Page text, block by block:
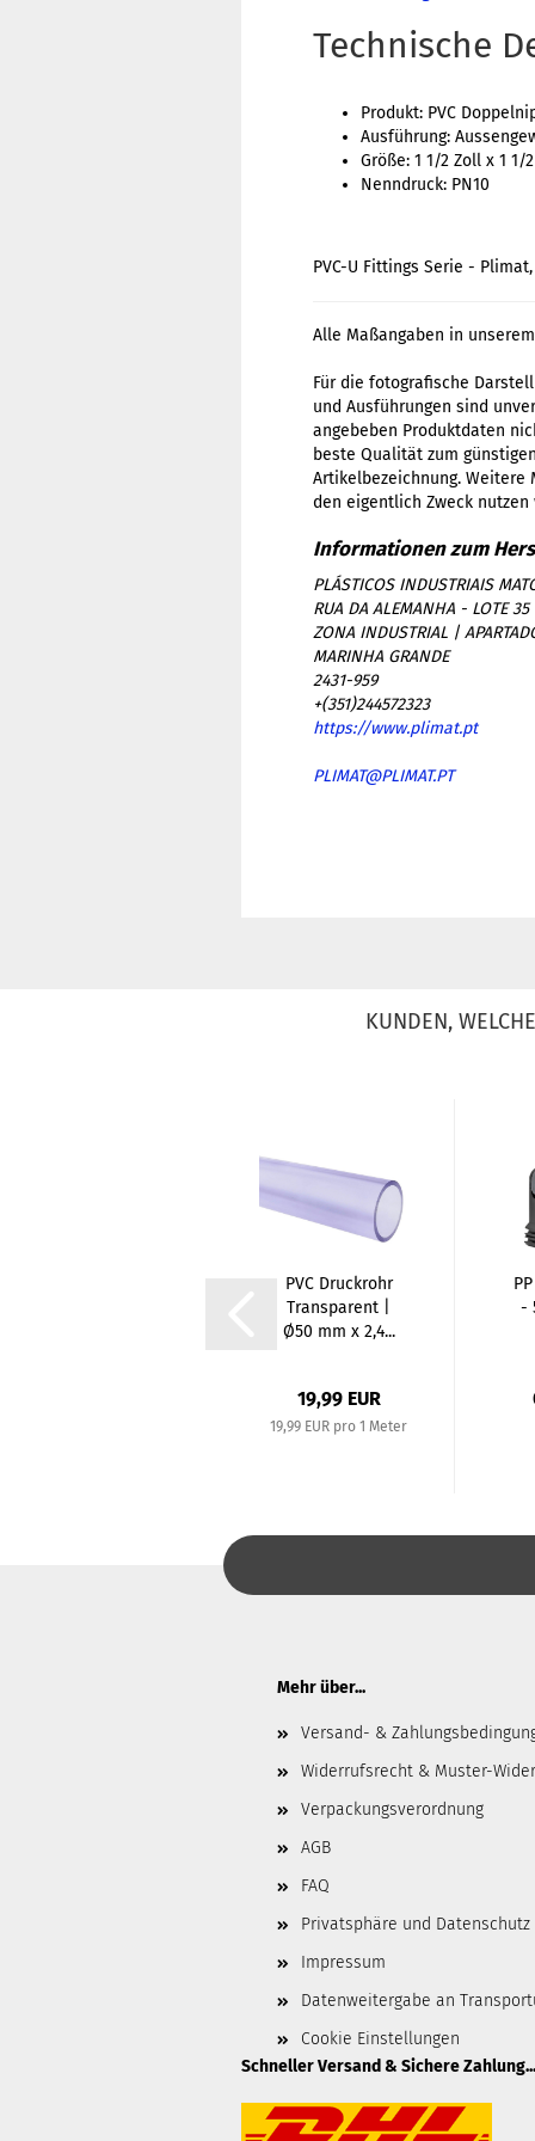
Technische
Produkt: PVC
Ausführung:
Größe: 1 1/2 Zoll x 1 1/
Nenndruck: PN10
PVC-U Fittings Serie -
Alle Maßangaben in
Für die fotografische
und Ausführungen sind
angebeben Produktdaten
beste Qualität zum
Artikelbezeichnung.
den eigentlich Zweck
PLÁSTICOS INDUSTRIAIS
RUA DA ALEMANHA - LOTE 35
ZONA INDUSTRIAL |
MARINHA GRANDE
2431-959
+(351)244572323
https://www.plimat.pt
PLIMAT@PLIMAT.PT
KUNDEN,
PVC Druckrohr
Transparent |
Ø50 mm x 2,4...
19,99 EUR
19,99 EUR pro 1 Meter
-
Mehr über...
Versand- &
Widerrufsrecht & Muster-
Verpackungsverordnung
AGB
FAQ
Privatsphäre und Datenschutz
Impressum
Datenweitergabe an
Cookie Einstellungen
Schneller Versand & Sichere Zahlung...